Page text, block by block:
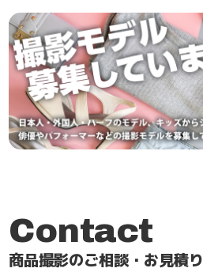
Contact
商品撮影のご相談・お見積り